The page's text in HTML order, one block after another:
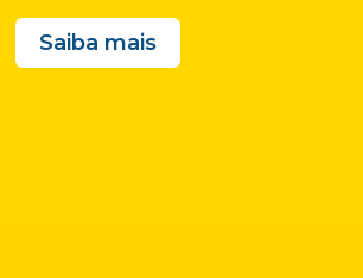
Saiba mais